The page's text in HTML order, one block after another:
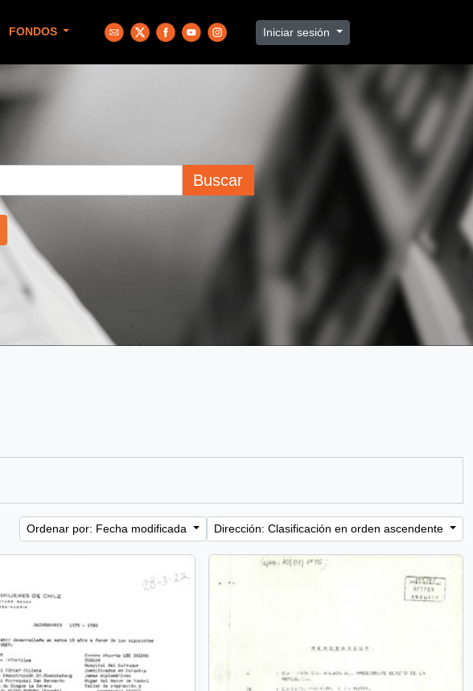
FONDOS Iniciar sesión
Buscar
Ordenar por: Fecha modificada Dirección: Clasificación en orden ascendente